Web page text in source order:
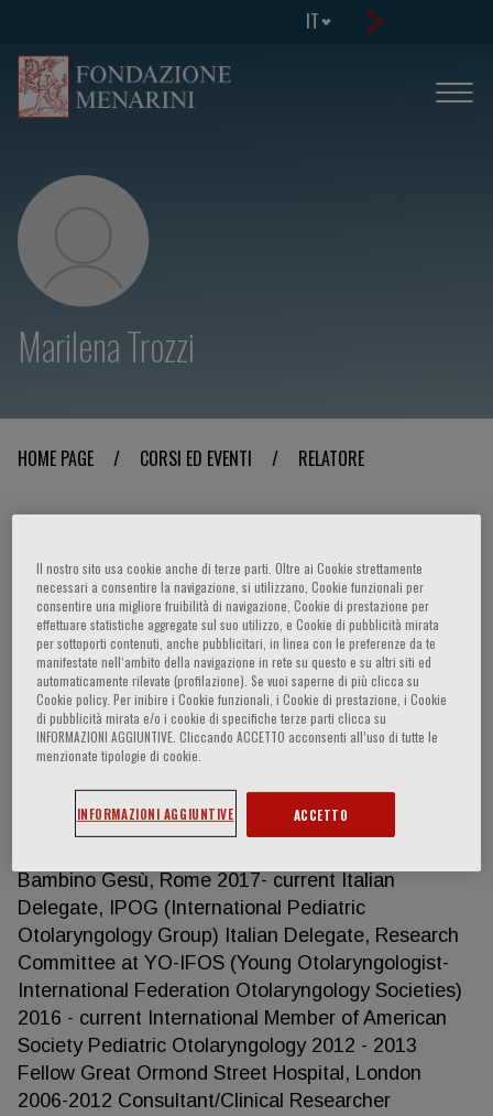
IT
Marilena Trozzi
HOME PAGE / CORSI ED EVENTI / RELATORE
Marilena Trozzi
Children’s Hospital Bambino Gesù Piazza Sant’
Onofrio, 4 - 00165 Roma WORK EXPERIENCE
2021-current Head of Airway Surgery Unit, Specialty
Surgery Department, LaryngoTracheal Team
Coordinator Bambino Gesù Children’s Hospital,
Rome-IT 2019- current Lead of Minimal Invasive
Reconstructive Neonatal Airway Surgery Children’s
Hospital Bambino Gesù, Rome 2013- current
Bambino Gesù, Rome 2017- current Italian
Delegate, IPOG (International Pediatric
Otolaryngology Group) Italian Delegate, Research
Committee at YO-IFOS (Young Otolaryngologist-
International Federation Otolaryngology Societies)
2016 - current International Member of American
Society Pediatric Otolaryngology 2012 - 2013
Fellow Great Ormond Street Hospital, London
2006-2012 Consultant/Clinical Researcher
Il nostro sito usa cookie anche di terze parti. Oltre ai Cookie strettamente
necessari a consentire la navigazione, si utilizzano, Cookie funzionali per
consentire una migliore fruibilità di navigazione, Cookie di prestazione per
effettuare statistiche aggregate sul suo utilizzo, e Cookie di pubblicità mirata
per sottoporti contenuti, anche pubblicitari, in linea con le preferenze da te
manifestate nell‘ambito della navigazione in rete su questo e su altri siti ed
automaticamente rilevate (profilazione). Se vuoi saperne di più clicca su
Cookie policy. Per inibire i Cookie funzionali, i Cookie di prestazione, i Cookie
di pubblicità mirata e/o i cookie di specifiche terze parti clicca su
INFORMAZIONI AGGIUNTIVE. Cliccando ACCETTO acconsenti all’uso di tutte le
menzionate tipologie di cookie.
INFORMAZIONI AGGIUNTIVE ACCETTO